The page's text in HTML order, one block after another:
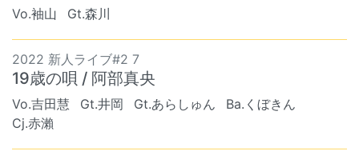
Vo.袖山 Gt.森川
2022 新人ライブ#2 7
19歳の唄 / 阿部真央
Vo.吉田慧 Gt.井岡 Gt.あらしゅん
Ba.くぼきん
Cj.赤瀨